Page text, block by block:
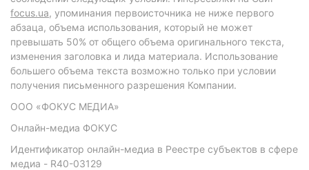
focus.ua, упоминания первоисточника не ниже первого
абзаца, объема использования, который не может
превышать 50% от общего объема оригинального текста,
изменения заголовка и лида материала. Использование
большего объема текста возможно только при условии
получения письменного разрешения Компании.
ООО «ФОКУС МЕДИА»
Онлайн-медиа ФОКУС
Идентификатор онлайн-медиа в Реестре субъектов в сфере
медиа - R40-03129